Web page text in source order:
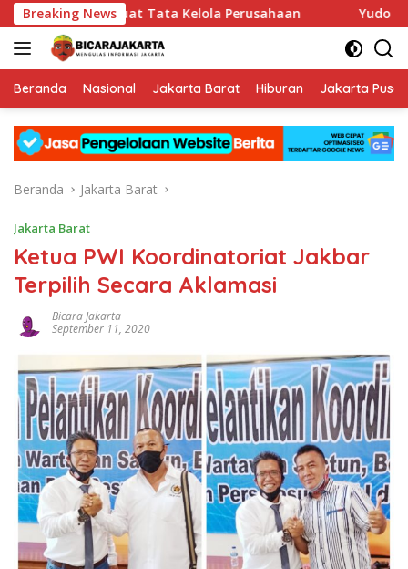
Langsung
ke
konten
Breaking News
Perkuat Tata Kelola Perusahaan Yudo Margono
Beranda Nasional Jakarta Barat Hiburan Jakarta Pusat
Beranda Jakarta Barat
Jakarta Barat
Ketua PWI Koordinatoriat Jakbar
Terpilih Secara Aklamasi
Bicara Jakarta
September 11, 2020